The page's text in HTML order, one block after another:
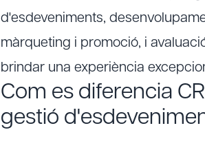
d'esdeveniments,
màrqueting i promoció, i
brindar una experiència
Com es diferencia
gestió